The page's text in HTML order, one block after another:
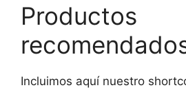
Productos
Incluimos aquí nuestro